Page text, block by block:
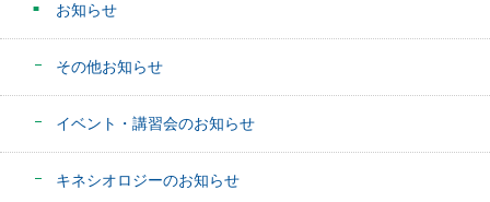
お知らせ
その他お知らせ
イベント・講習会のお知らせ
キネシオロジーのお知らせ